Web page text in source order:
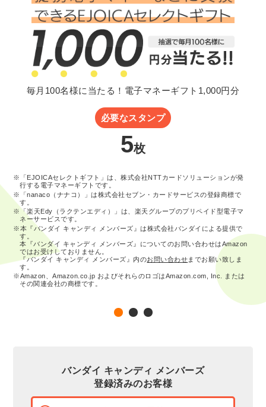
毎月100名様に当たる！電子マネーギフト1,000円分
必要なスタンプ
5枚
※「EJOICAセレクトギフト」は、株式会社NTTカードソリューションが発
行する電子マネーギフトです。
※「nanaco（ナナコ）」は株式会社セブン・カードサービスの登録商標で
す。
※「楽天Edy（ラクテンエディ）」は、楽天グループのプリペイド型電子マ
ネーサービスです。
※本『バンダイ キャンディ メンバーズ』は株式会社バンダイによる提供で
す。
本『バンダイ キャンディ メンバーズ』についてのお問い合わせはAmazon
ではお受けしておりません。
『バンダイ キャンディ メンバーズ』内のお問い合わせまでお願い致しま
す。
※Amazon、Amazon.co.jp およびそれらのロゴはAmazon.com, Inc. または
その関連会社の商標です。
バンダイ キャンディ メンバーズ
登録済みのお客様